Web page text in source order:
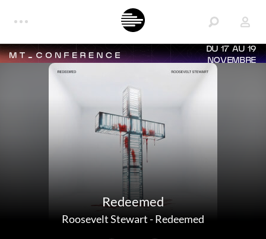
DU 17 AU 19
NOVEMBRE
Redeemed
Roosevelt Stewart-Redeemed